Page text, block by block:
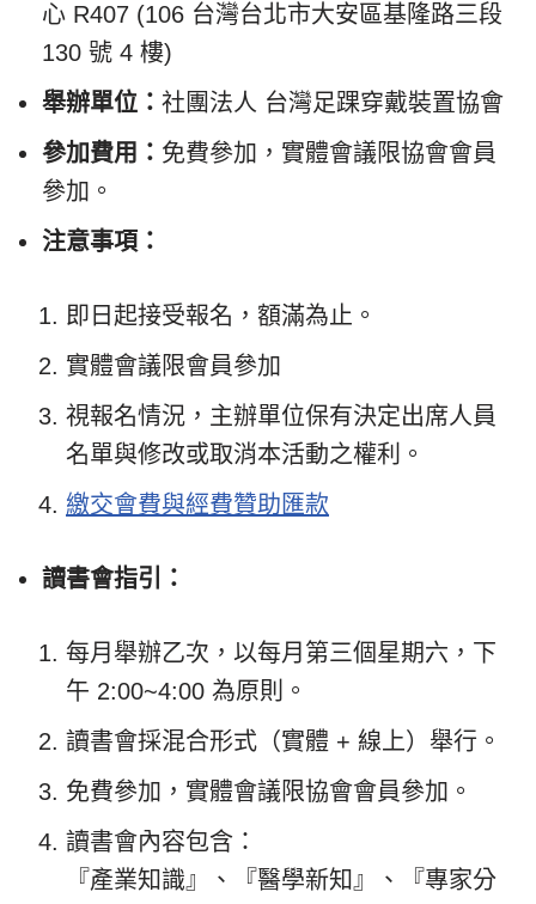
心 R407 (106 台灣台北市大安區基隆路三段
130 號 4 樓)
舉辦單位： 社團法人 台灣足踝穿戴裝置協會
參加費用： 免費參加，實體會議限協會會員
參加。
注意事項：
即日起接受報名，額滿為止。
實體會議限會員參加
視報名情況，主辦單位保有決定出席人員
名單與修改或取消本活動之權利。
繳交會費與經費贊助匯款
讀書會指引：
每月舉辦乙次，以每月第三個星期六，下
午 2:00~4:00 為原則。
讀書會採混合形式（實體 + 線上）舉行。
免費參加，實體會議限協會會員參加。
讀書會內容包含：
『產業知識』、『醫學新知』、『專家分